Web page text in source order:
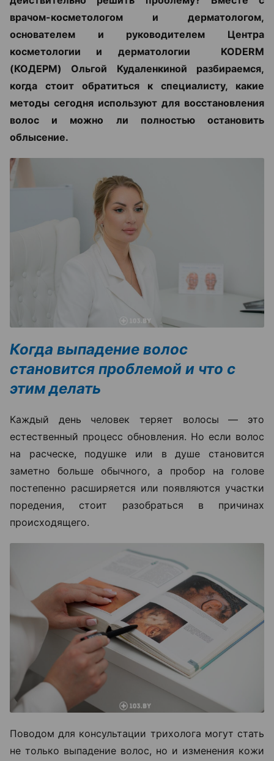
врачом-косметологом и дерматологом,
основателем и руководителем Центра
косметологии и дерматологии KODERM
(КОДЕРМ) Ольгой Кудаленкиной разбираемся,
когда стоит обратиться к специалисту, какие
методы сегодня используют для восстановления
волос и можно ли полностью остановить
облысение.
Когда выпадение волос
становится проблемой и что с
этим делать
Каждый день человек теряет волосы — это
естественный процесс обновления. Но если волос
на расческе, подушке или в душе становится
заметно больше обычного, а пробор на голове
постепенно расширяется или появляются участки
поредения, стоит разобраться в причинах
происходящего.
Поводом для консультации трихолога могут стать
не только выпадение волос, но и изменения кожи